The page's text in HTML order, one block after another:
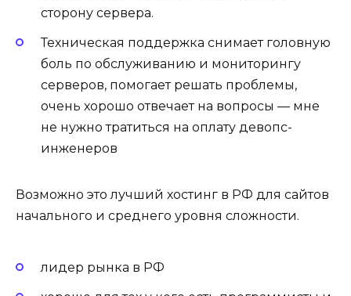
сторону сервера.
Техническая поддержка снимает головную
боль по обслуживанию и мониторингу
серверов, помогает решать проблемы,
очень хорошо отвечает на вопросы — мне
не нужно тратиться на оплату девопс-
инженеров
Возможно это лучший хостинг в РФ для сайтов
начального и среднего уровня сложности.
лидер рынка в РФ